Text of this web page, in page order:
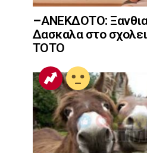
–ΑΝΕΚΔΟΤΟ:
Δασκαλα στο
ΤΟΤΟ